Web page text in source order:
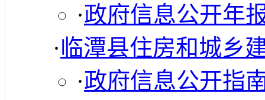
·政府信息公开年
·临潭县住房和城乡
·政府信息公开指